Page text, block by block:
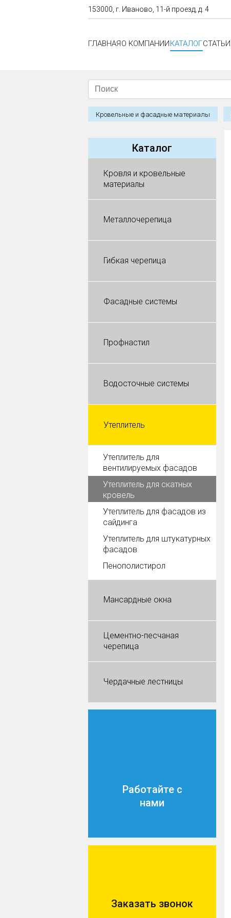
153000, г. Иваново, 11-й проезд, д. 4
ГЛАВНАЯО КОМПАНИИКАТАЛОГСТАТЬИ
Кровельные и фасадные материалы
Каталог
Кровля и кровельные
материалы
Металлочерепица
Гибкая черепица
Фасадные системы
Профнастил
Водосточные системы
Утеплитель
Утеплитель для
вентилируемых фасадов
Утеплитель для скатных
кровель
Утеплитель для фасадов из
сайдинга
Утеплитель для штукатурных
фасадов
Пенополистирол
Мансардные окна
Цементно-песчаная
черепица
Чердачные лестницы
Работайте с
нами
Заказать звонок